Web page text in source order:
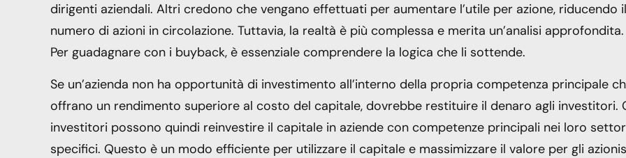
dirigenti aziendali. Altri credono che vengano effettuati per aumentare l’utile per azione, riducendo il
numero di azioni in circolazione. Tuttavia, la realtà è più complessa e merita un’analisi approfondita.
Per guadagnare con i buyback, è essenziale comprendere la logica che li sottende.
Se un’azienda non ha opportunità di investimento all’interno della propria competenza principale
offrano un rendimento superiore al costo del capitale, dovrebbe restituire il denaro agli investitori.
investitori possono quindi reinvestire il capitale in aziende con competenze principali nei loro
specifici. Questo è un modo efficiente per utilizzare il capitale e massimizzare il valore per gli